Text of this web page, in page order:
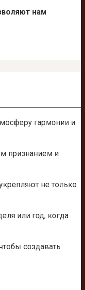
нам
гармонии и
признанием и
не только
или год, когда
создавать